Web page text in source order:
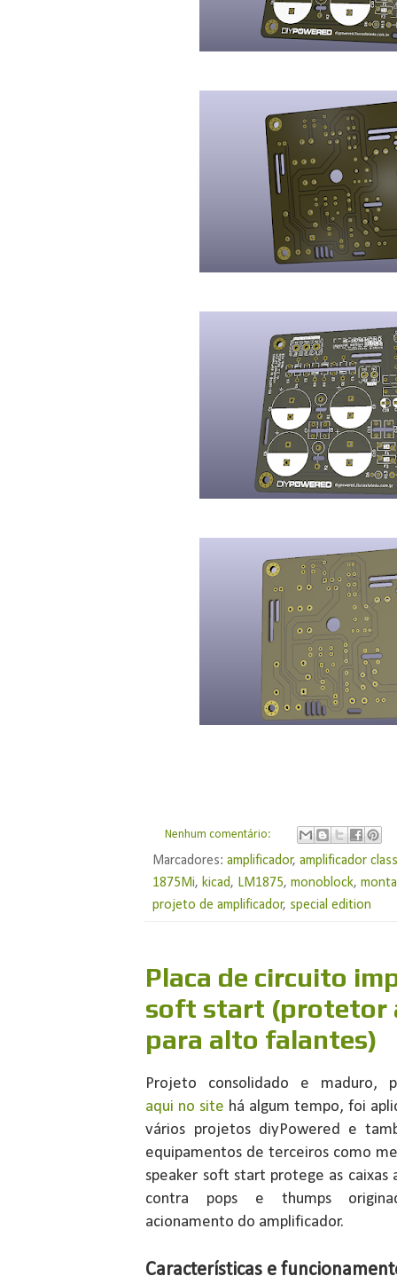
Nenhum comentário:
Marcadores:amplificador,amplificador
1875Mi, kicad, LM1875,monoblock,
projeto de amplificador, special edition
Placa de circuito
soft start (protetor
para alto falantes)
Projeto consolidado e maduro,
aqui no site há algum tempo, foi
vários projetos diyPowered e
equipamentos de terceiros como
speaker soft start protege as caixas
contra pops e thumps
acionamento do amplificador.
Características e